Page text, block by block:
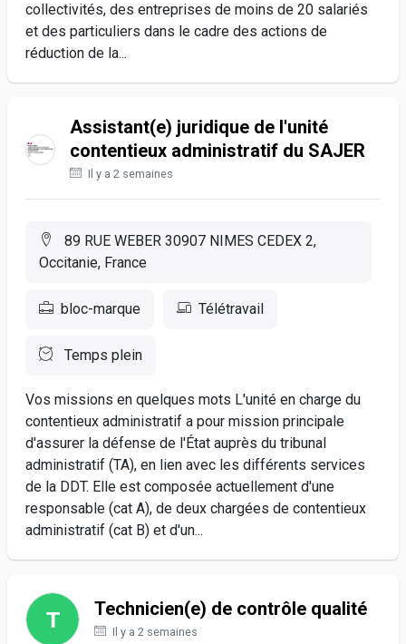
collectivités, des entreprises de moins de 20 salariés
et des particuliers dans le cadre des actions de
réduction de la...
Assistant(e) juridique de l'unité
contentieux administratif du SAJER
Il y a 2 semaines
89 RUE WEBER 30907 NIMES CEDEX 2,
Occitanie, France
bloc-marque Télétravail
Temps plein
Vos missions en quelques mots L'unité en charge du
contentieux administratif a pour mission principale
d'assurer la défense de l'État auprès du tribunal
administratif (TA), en lien avec les différents services
de la DDT. Elle est composée actuellement d'une
responsable (cat A), de deux chargées de contentieux
administratif (cat B) et d'un...
Technicien(e) de contrôle qualité
Il y a 2 semaines